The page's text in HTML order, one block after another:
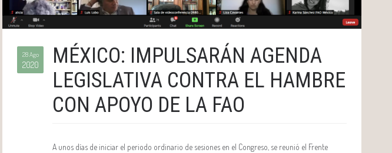
28 Ago
2020
MÉXICO: IMPULSARÁN AGENDA
LEGISLATIVA CONTRA EL HAMBRE
CON APOYO DE LA FAO
A unos días de iniciar el periodo ordinario de sesiones en el Congreso, se reunió el Frente